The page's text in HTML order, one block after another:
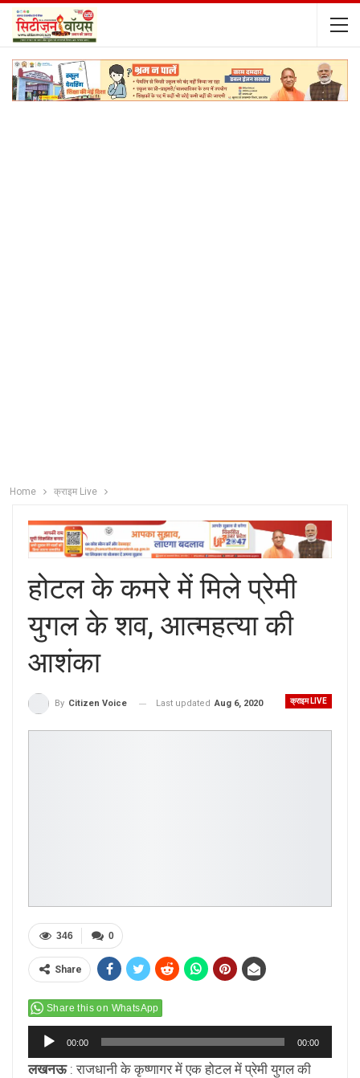
Home क्राइम Live
होटल के कमरे में मिले प्रेमी
युगल के शव, आत्महत्या की
आशंका
क्राइम LIVE
By Citizen Voice Last updated Aug 6, 2020
0
346
Share
Share this on WhatsApp
Audio
Player
00:00 00:00
लखनऊ: राजधानी के कृष्णागर में एक होटल में प्रेमी युगल की